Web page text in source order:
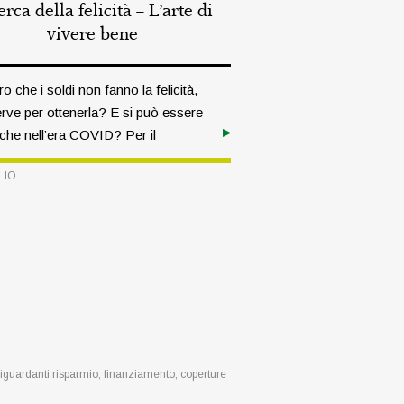
della felicità – L’arte di
vivere bene
che i soldi non fanno la felicità,
per ottenerla? E si può essere
nell’era COVID? Per il
di filosofia Wilhelm Schmid la
è sì. La contentezza non consiste
risparmio, finanziamento, coperture